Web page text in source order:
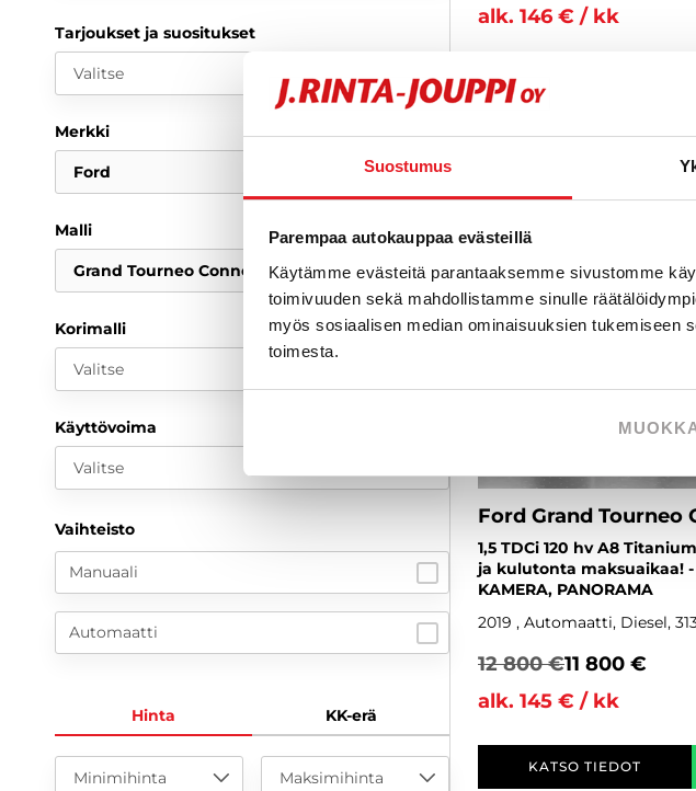
Suostumus
Parempaa autokauppaa evästeillä
Käytämme evästeitä parantaaksemme sivustomme
toimivuuden sekä mahdollistamme sinulle
myös sosiaalisen median ominaisuuksien tukemiseen
toimesta.
Tarjoukset ja suositukset
Valitse
Merkki
Ford
Malli
Grand Tourneo Connect
Korimalli
Valitse
Käyttövoima
Valitse
Vaihteisto
Manuaali
Automaatti
Hinta KK-erä
Minimihinta Maksimihinta
alk. 146 € / kk
6 kk korotonta ja
Ford Grand Tourneo
1,5 TDCi 120 hv A8
ja kulutonta maksuaikaa! -
KAMERA, PANORAMA
2019 , Automaatti, Diesel,
12 800 €11 800 €
alk. 145 € / kk
KATSO TIEDOT